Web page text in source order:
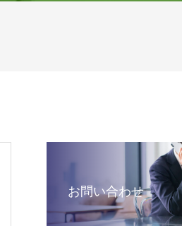
お問い合わせ